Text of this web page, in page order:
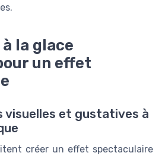
la glace
un effet
visuelles et gustatives à
créer un effet spectaculaire